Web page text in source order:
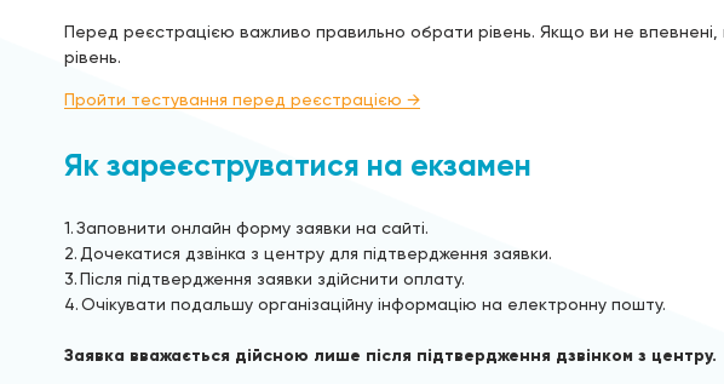
Перед реєстрацією важливо правильно обрати рівень. Якщо ви не
рівень.
Пройти тестування перед реєстрацією →
Як зареєструватися на екзамен
Заповнити онлайн форму заявки на сайті.
Дочекатися дзвінка з центру для підтвердження заявки.
Після підтвердження заявки здійснити оплату.
Очікувати подальшу організаційну інформацію на електронну пошту.
Заявка вважається дійсною лише після підтвердження дзвінком з центру.